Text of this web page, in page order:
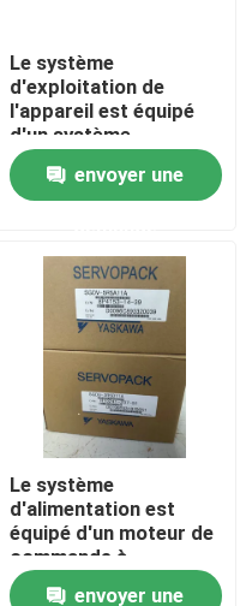
Le système
d'exploitation de
l'appareil est équipé
d'un système
d'exploitation de
l'appareil, qui est
équipé d'un système
l'appareil.
envoyer une
Le système
d'alimentation est
équipé d'un moteur de
commande à
commande
envoyer une